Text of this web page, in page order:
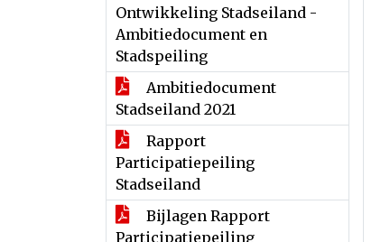
Ontwikkeling Stadseiland -
Ambitiedocument en
Stadspeiling
Ambitiedocument
Stadseiland 2021
Rapport
Participatiepeiling
Stadseiland
Bijlagen Rapport
Participatiepeiling